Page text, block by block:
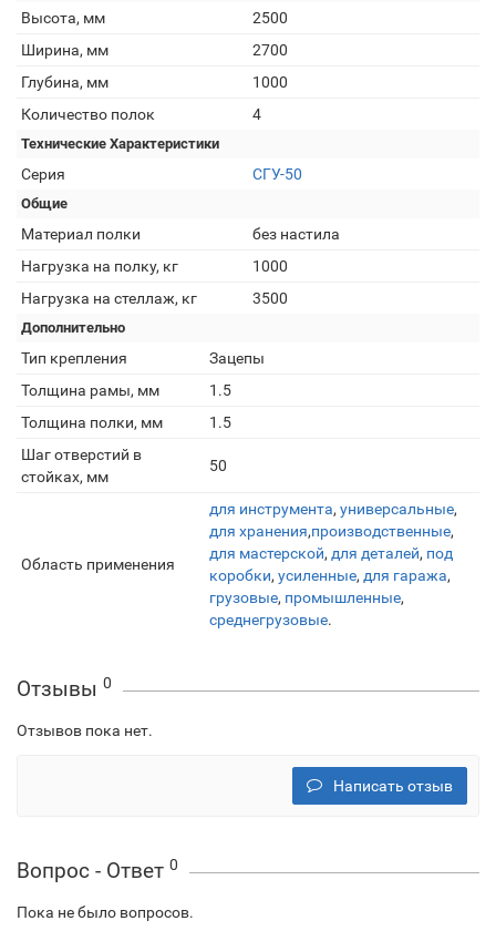
Высота, мм
2500
Ширина, мм
2700
Глубина, мм
1000
Количество полок
4
Технические Характеристики
Серия СГУ-50
Общие
Материал полки
без настила
Нагрузка на полку, кг
1000
Нагрузка на стеллаж, кг
3500
Дополнительно
Тип крепления
Зацепы
Толщина рамы, мм
1.5
Толщина полки, мм
1.5
Шаг отверстий в
стойках, мм
50
Область применения
для инструмента, универсальные,
для хранения,производственные,
для мастерской, для деталей, под
коробки, усиленные, для гаража,
грузовые, промышленные,
среднегрузовые.
Отзывы 0
Отзывов пока нет.
Написать отзыв
Вопрос - Ответ 0
Пока не было вопросов.